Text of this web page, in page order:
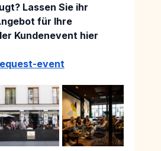
Lassen Sie ihr
für Ihre
Kundenevent hier
event